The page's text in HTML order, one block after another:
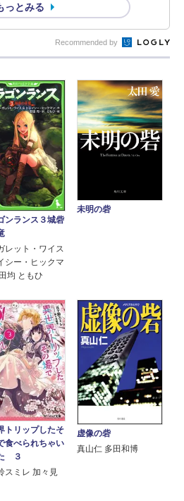
っとみる
Recommended by
ンランス３城砦
レット・ワイス
シー・ヒックマ
均 ともひ
未明の砦
トリップしたそ
食べられちゃい
３
スミレ 加々見
虚像の砦
真山仁 多田和博